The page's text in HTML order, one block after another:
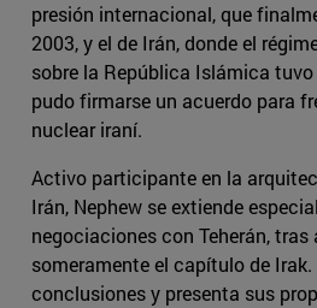
presión internacional, que
2003, y el de Irán, donde el
sobre la República Islámica
pudo firmarse un acuerdo para
nuclear iraní.
Activo participante en la
Irán, Nephew se extiende
negociaciones con Teherán, tras
someramente el capítulo de
conclusiones y presenta sus